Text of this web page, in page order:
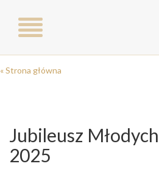
Toggle
navigation
« Strona główna
Jubileusz
2025